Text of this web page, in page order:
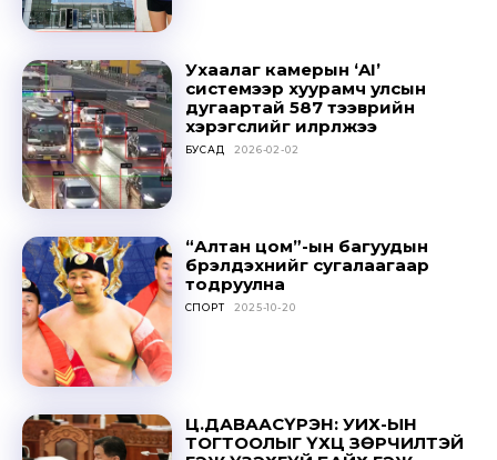
Ухаалаг камерын ‘AI’
системээр хуурамч улсын
дугаартай 587 тээврийн
хэрэгслийг илрүүлжээ
БУСАД 2026-02-02
“Алтан цом”-ын багуудын
бүрэлдэхүүнийг сугалаагаар
тодруулна
СПОРТ 2025-10-20
Ц.ДАВААСҮРЭН: УИХ-ЫН
ТОГТООЛЫГ ҮХЦ ЗӨРЧИЛТЭЙ